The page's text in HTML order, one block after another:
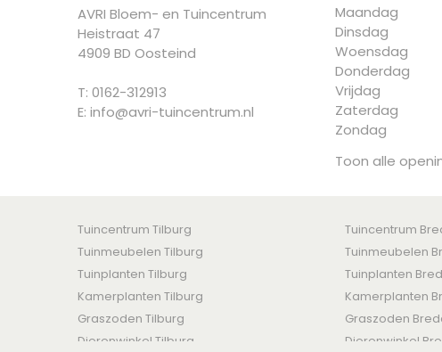
AVRI Bloem- en Tuincentrum
Heistraat 47
4909 BD Oosteind
T: 0162-312913
E: info@avri-tuincentrum.nl
Maandag
Dinsdag
Woensdag
Donderdag
Vrijdag
Zaterdag
Zondag
Toon alle
Tuincentrum Tilburg
Tuinmeubelen Tilburg
Tuinplanten Tilburg
Kamerplanten Tilburg
Graszoden Tilburg
Dierenwinkel Tilburg
Tuincentrum
Tuinmeubelen
Tuinplanten
Kamerplanten
Graszoden
Dierenwinkel